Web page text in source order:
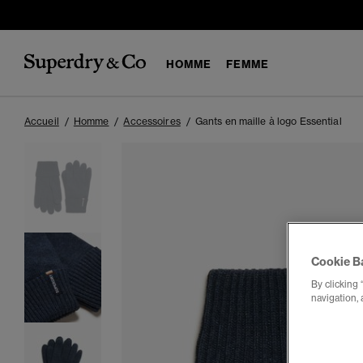
HOMME FEMME
Accueil Homme Accessoires Gants en maille à logo Essential
Cookie
By clicking
navigation,